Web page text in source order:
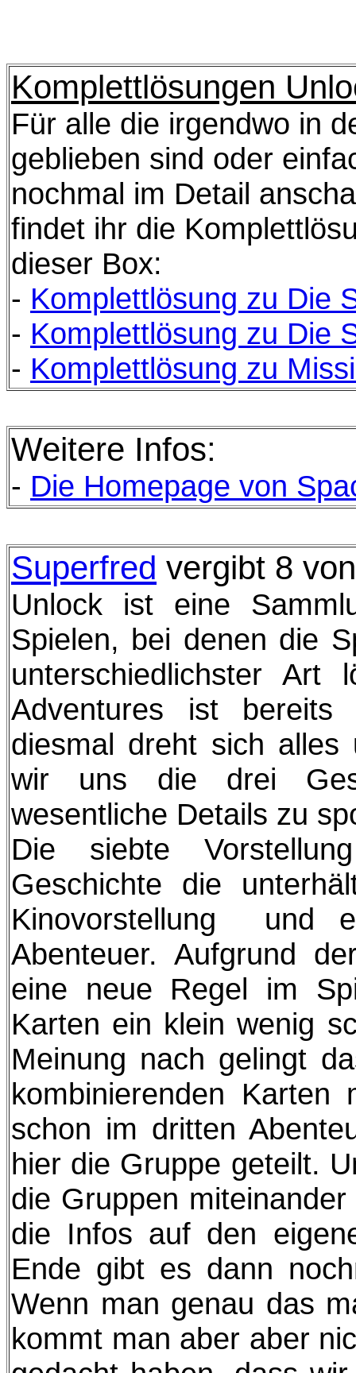
Komplettlösungen
Für alle die irgendwo in
geblieben sind oder
nochmal im Detail
findet ihr die
dieser Box:
- Komplettlösung zu Die
- Komplettlösung zu Die
- Komplettlösung zu
Weitere Infos:
- Die Homepage von
Superfred vergibt 8
Unlock ist eine
Spielen, bei denen die
unterschiedlichster
Adventures ist
diesmal dreht sich
wir uns die drei
wesentliche Details zu
Die siebte
Geschichte die
Kinovorstellung und
Abenteuer. Aufgrund
eine neue Regel im
Karten ein klein wenig
Meinung nach gelingt
kombinierenden
schon im dritten
hier die Gruppe geteilt.
die Gruppen
die Infos auf den
Ende gibt es dann
Wenn man genau das
kommt man aber aber